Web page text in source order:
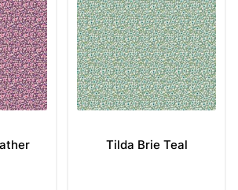
Tilda Brie Teal